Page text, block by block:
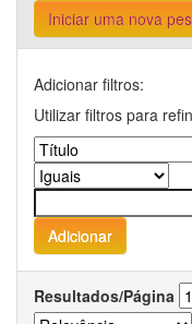
Iniciar uma nova
Adicionar filtros:
Utilizar filtros para
Resultados/Página